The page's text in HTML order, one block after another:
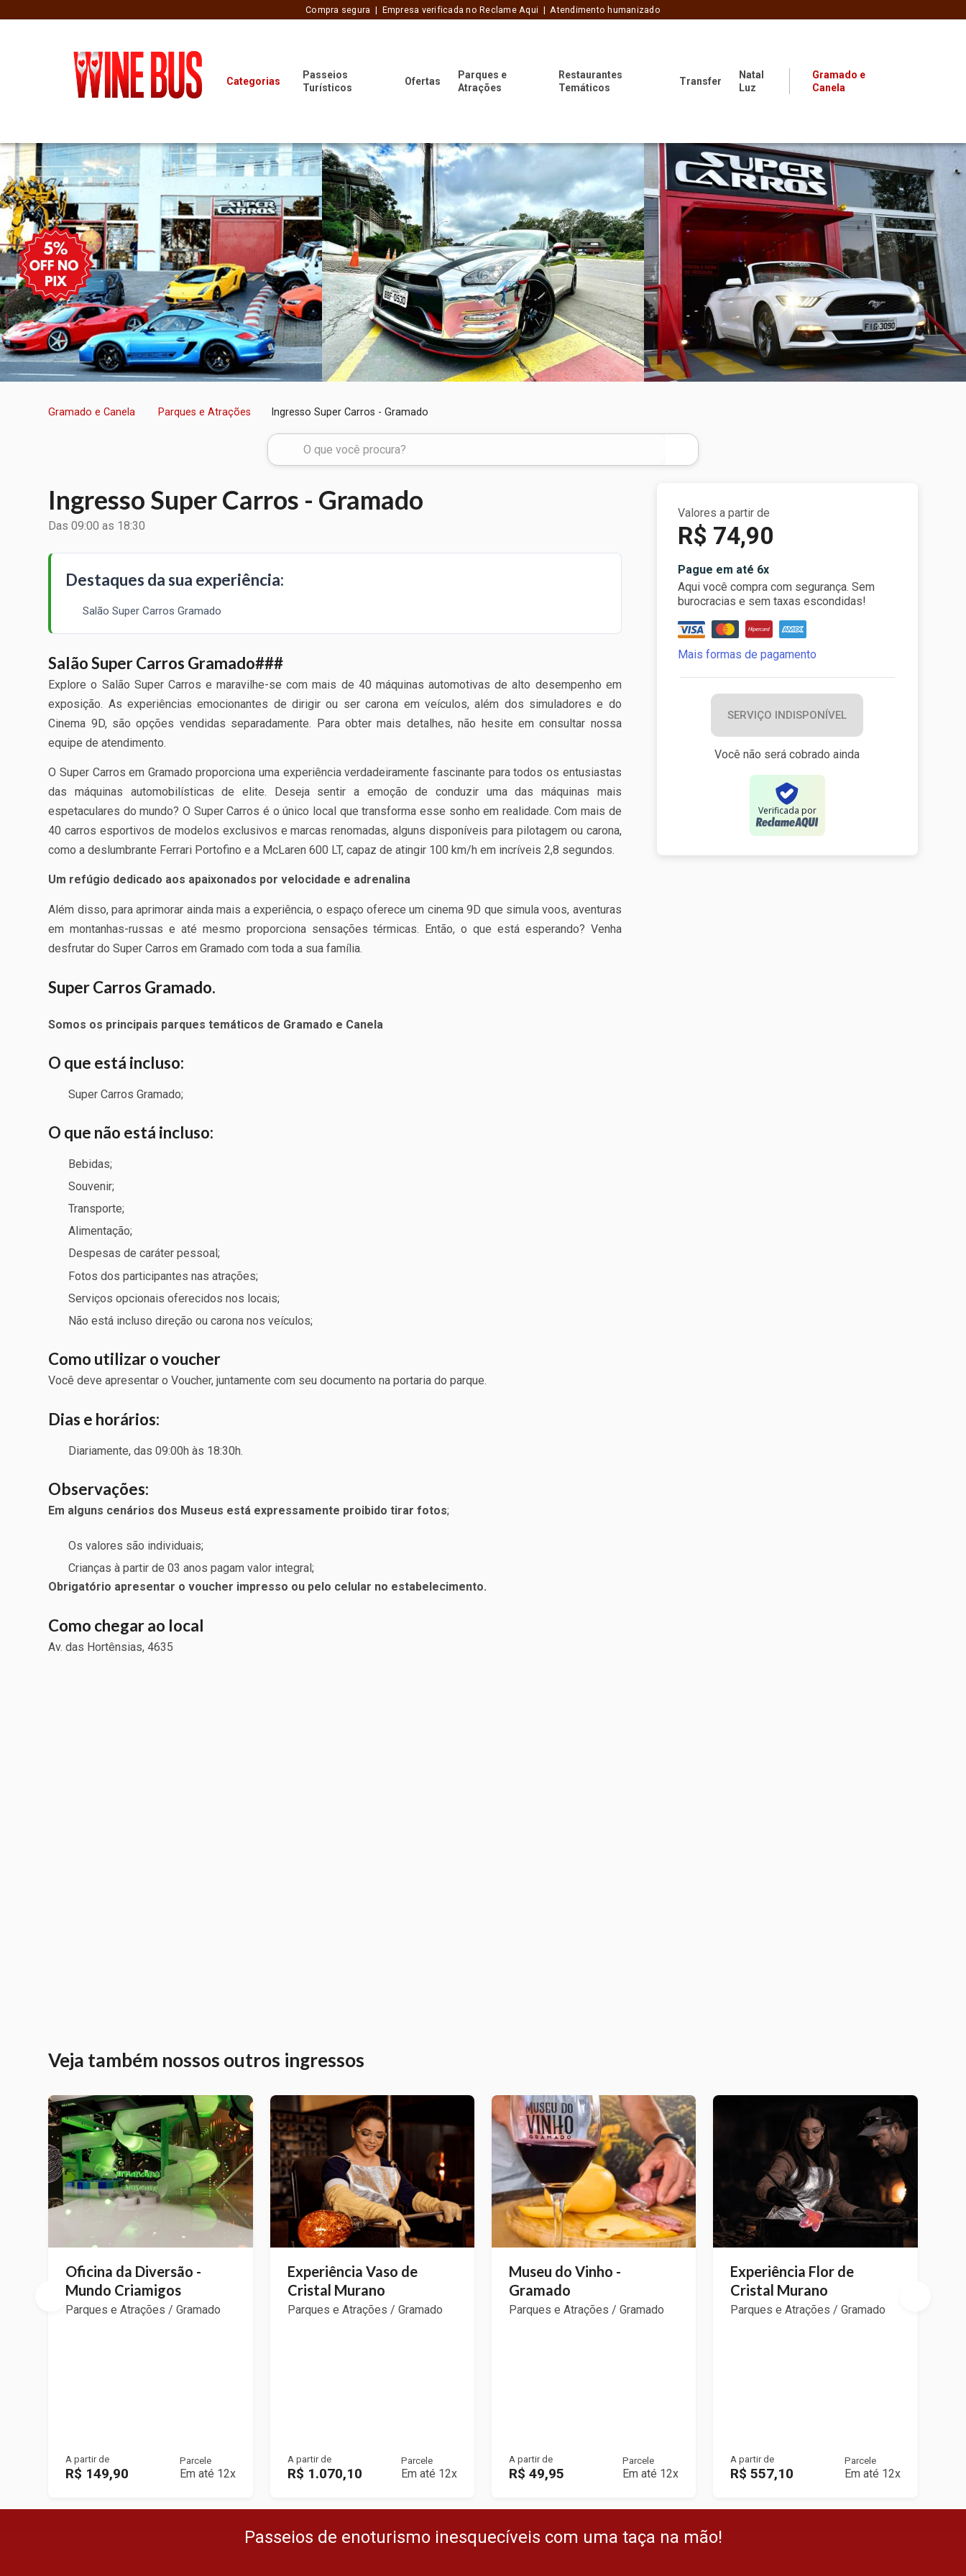
Compra segura | Empresa verificada no Reclame Aqui | Atendimento humanizado
Categorias
Passeios
Turísticos
Ofertas
Parques e
Atrações
Restaurantes
Temáticos
Transfer
Natal
Luz
Gramado e
Canela
Gramado e Canela Parques e Atrações Ingresso Super Carros - Gramado
Valores a partir de
R$ 74,90
Pague em até 6x
Aqui você compra com segurança. Sem
burocracias e sem taxas escondidas!
Mais formas de pagamento
SERVIÇO INDISPONÍVEL
Você não será cobrado ainda
Verificada por
Ingresso Super Carros - Gramado
Das 09:00 as 18:30
Destaques da sua experiência:
Salão Super Carros Gramado
Salão Super Carros Gramado###
Explore o Salão Super Carros e maravilhe-se com mais de 40 máquinas automotivas de alto desempenho em
exposição. As experiências emocionantes de dirigir ou ser carona em veículos, além dos simuladores e do
Cinema 9D, são opções vendidas separadamente. Para obter mais detalhes, não hesite em consultar nossa
equipe de atendimento.
O Super Carros em Gramado proporciona uma experiência verdadeiramente fascinante para todos os entusiastas
das máquinas automobilísticas de elite. Deseja sentir a emoção de conduzir uma das máquinas mais
espetaculares do mundo? O Super Carros é o único local que transforma esse sonho em realidade. Com mais de
40 carros esportivos de modelos exclusivos e marcas renomadas, alguns disponíveis para pilotagem ou carona,
como a deslumbrante Ferrari Portofino e a McLaren 600 LT, capaz de atingir 100 km/h em incríveis 2,8 segundos.
Um refúgio dedicado aos apaixonados por velocidade e adrenalina
Além disso, para aprimorar ainda mais a experiência, o espaço oferece um cinema 9D que simula voos, aventuras
em montanhas-russas e até mesmo proporciona sensações térmicas. Então, o que está esperando? Venha
desfrutar do Super Carros em Gramado com toda a sua família.
Super Carros Gramado.
Somos os principais parques temáticos de Gramado e Canela
O que está incluso:
Super Carros Gramado;
O que não está incluso:
Bebidas;
Souvenir;
Transporte;
Alimentação;
Despesas de caráter pessoal;
Fotos dos participantes nas atrações;
Serviços opcionais oferecidos nos locais;
Não está incluso direção ou carona nos veículos;
Como utilizar o voucher
Você deve apresentar o Voucher, juntamente com seu documento na portaria do parque.
Dias e horários:
Diariamente, das 09:00h às 18:30h.
Observações:
Em alguns cenários dos Museus está expressamente proibido tirar fotos;
Os valores são individuais;
Crianças à partir de 03 anos pagam valor integral;
Obrigatório apresentar o voucher impresso ou pelo celular no estabelecimento.
Como chegar ao local
Av. das Hortênsias, 4635
Veja também nossos outros ingressos
Oficina da Diversão -
Mundo Criamigos
Parques e Atrações / Gramado
A partir de
R$ 149,90
Parcele
Em até 12x
Experiência Vaso de
Cristal Murano
Parques e Atrações / Gramado
A partir de
R$ 1.070,10
Parcele
Em até 12x
Museu do Vinho -
Gramado
Parques e Atrações / Gramado
A partir de
R$ 49,95
Parcele
Em até 12x
Experiência Flor de
Cristal Murano
Parques e Atrações / Gramado
A partir de
R$ 557,10
Parcele
Em até 12x
Passeios de enoturismo inesquecíveis com uma taça na mão!